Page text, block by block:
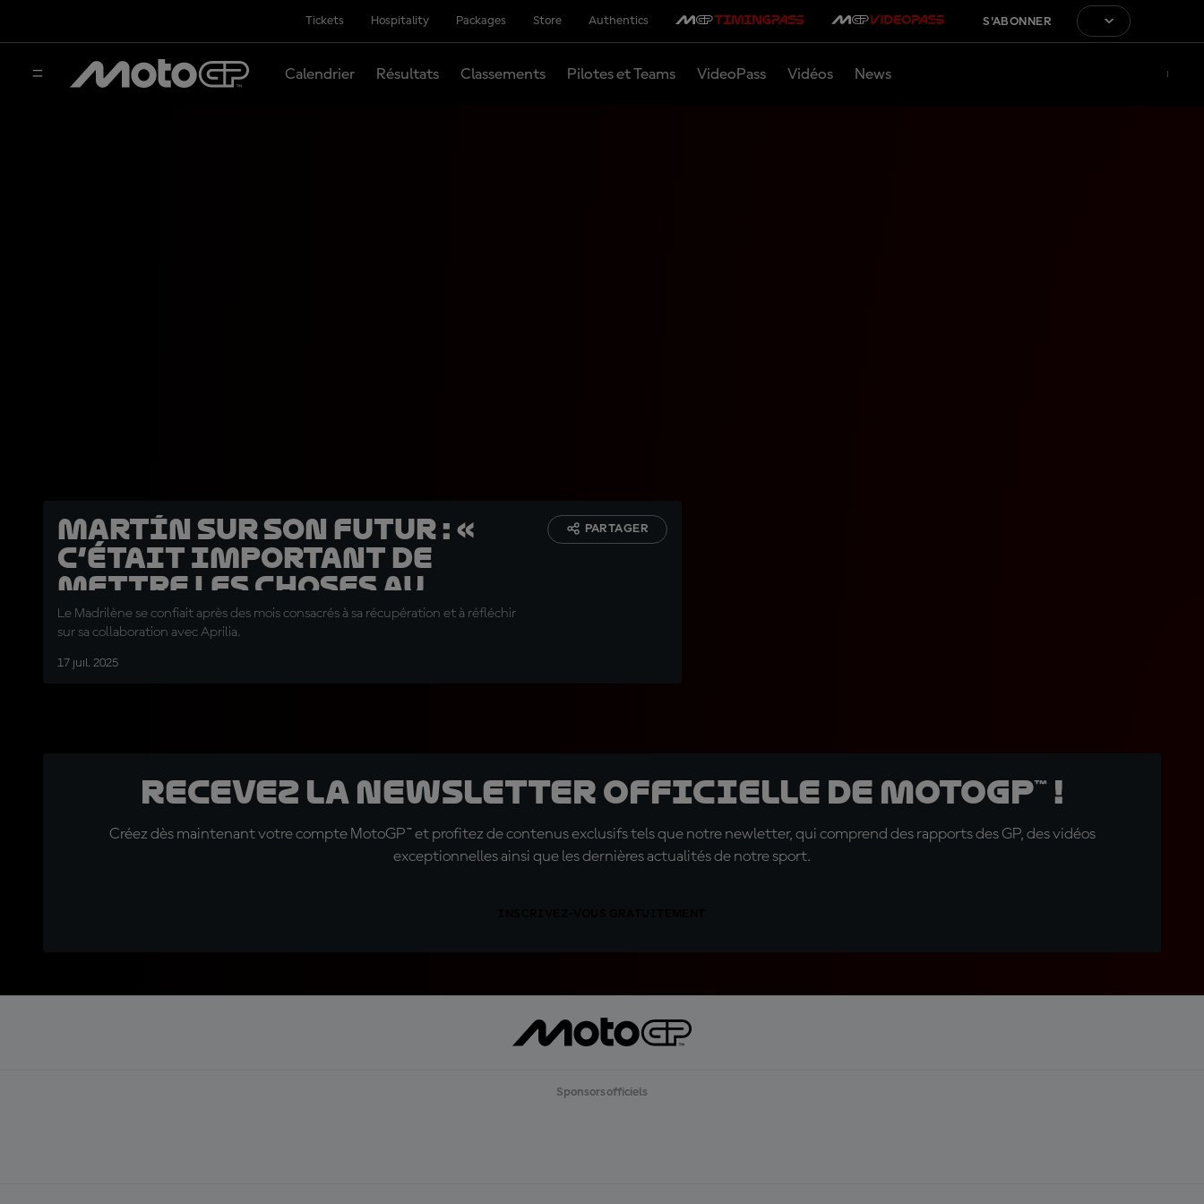
Tickets Hospitality Packages Store Authentics S'ABONNER
Calendrier Résultats Classements Pilotes et Teams VideoPass Vidéos News
Martín sur son futur : «
C’était important de
mettre les choses au
clair »
Le Madrilène se confiait après des mois consacrés à sa récupération et à réfléchir
sur sa collaboration avec Aprilia.
17 juil. 2025
PARTAGER
Recevez la Newsletter officielle de MotoGP™ !
Créez dès maintenant votre compte MotoGP™ et profitez de contenus exclusifs tels que notre newletter, qui comprend des rapports des GP, des vidéos
exceptionnelles ainsi que les dernières actualités de notre sport.
Sponsors officiels